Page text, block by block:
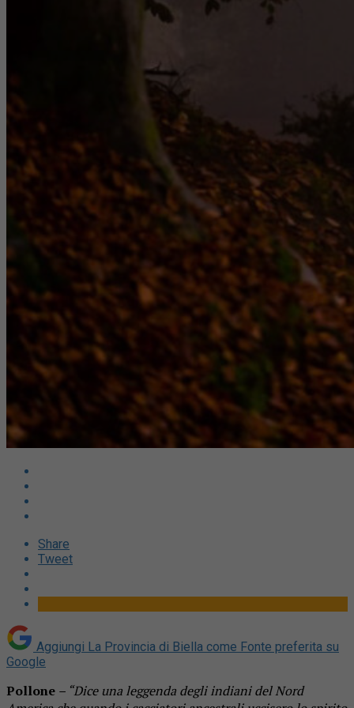
Share
Tweet
Aggiungi La Provincia di Biella come Fonte preferita su
Google
Pollone – “Dice una leggenda degli indiani del Nord